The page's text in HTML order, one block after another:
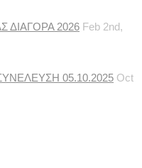
ΔΙΑΓΟΡΑ 2026 Feb 2nd,
05.10.2025 Oct